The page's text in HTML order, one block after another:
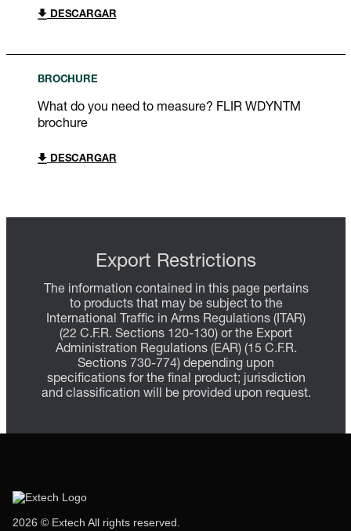
DESCARGAR
BROCHURE
What do you need to measure? FLIR WDYNTM
brochure
DESCARGAR
Export Restrictions
The information contained in this page pertains
to products that may be subject to the
International Traffic in Arms Regulations (ITAR)
(22 C.F.R. Sections 120-130) or the Export
Administration Regulations (EAR) (15 C.F.R.
Sections 730-774) depending upon
specifications for the final product; jurisdiction
and classification will be provided upon request.
2026 © Extech All rights reserved.